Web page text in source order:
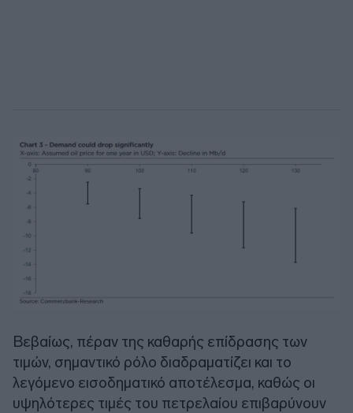
Βεβαίως, πέραν της καθαρής επίδρασης των
τιμών, σημαντικό ρόλο διαδραματίζει και το
λεγόμενο εισοδηματικό αποτέλεσμα, καθώς οι
υψηλότερες τιμές του πετρελαίου επιβαρύνουν